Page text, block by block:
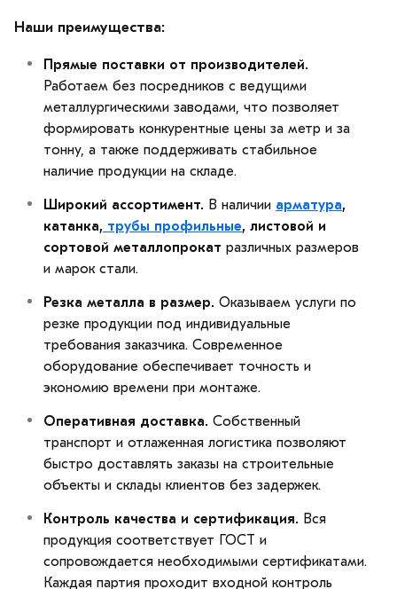
Наши преимущества:
Прямые поставки от производителей.
Работаем без посредников с ведущими
металлургическими заводами, что позволяет
формировать конкурентные цены за метр и за
тонну, а также поддерживать стабильное
наличие продукции на складе.
Широкий ассортимент. В наличии арматура,
катанка, трубы профильные, листовой и
сортовой металлопрокат различных размеров
и марок стали.
Резка металла в размер. Оказываем услуги по
резке продукции под индивидуальные
требования заказчика. Современное
оборудование обеспечивает точность и
экономию времени при монтаже.
Оперативная доставка. Собственный
транспорт и отлаженная логистика позволяют
быстро доставлять заказы на строительные
объекты и склады клиентов без задержек.
Контроль качества и сертификация. Вся
продукция соответствует ГОСТ и
сопровождается необходимыми сертификатами.
Каждая партия проходит входной контроль